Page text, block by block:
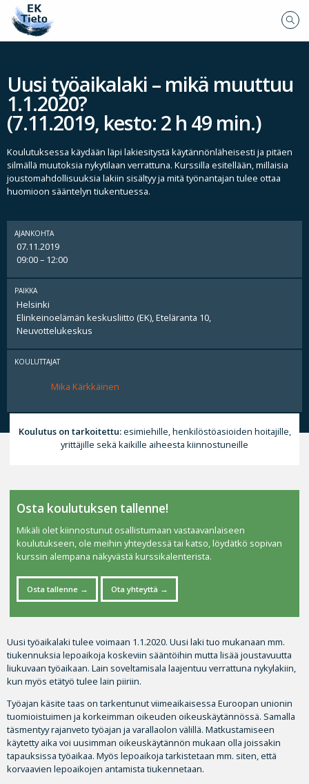
Uusi työaikalaki – mikä muuttuu
1.1.2020?
(7.11.2019, kesto: 2 h 49 min.)
Koulutuksessa käydään läpi lakiesitystä käytännönläheisesti ja pitäen
silmällä muutoksia nykytilaan verrattuna. Kurssilla esitellään, millaisia
joustomahdollisuuksia lakiin sisältyy ja mitä työnantajan tulee ottaa
huomioon sääntelyn tiukentuessa.
AJANKOHTA
07.11.2019
09:00 – 12:00
PAIKKA
Helsinki
Elinkeinoelämän keskusliitto (EK), Eteläranta 10,
Neuvottelukeskus
KOULUTTAJAT
Mika Kärkkäinen
Koulutus on tarkoitettu:esimiehille, henkilöstöasioiden hoitajille,
yrittäjille sekä kaikille aiheesta kiinnostuneille
Uusi työaikalaki tulee voimaan 1.1.2020. Uusi laki tuo mukanaan mm.
tiukennuksia lepoaikoja koskeviin sääntöihin mutta lisää joustavuutta
liukuvaan työaikaan. Lain soveltamisala laajentuu verrattuna nykylakiin,
kun myös etätyö tulee lain piiriin.
Työajan käsite taas on tarkentunut viimeaikaisessa Euroopan unionin
tuomioistuimen ja korkeimman oikeuden oikeuskäytännössä. Samalla
täsmentyy rajanveto työajan ja varallaolon välillä. Matkustamiseen
käytetty aika voi uusimman oikeuskäytännön mukaan olla joissakin
tapauksissa työaikaa. Myös lepoaikoja tarkistetaan mm. siten, että
korvaavien lepoaikojen antamista tiukennetaan.
Osta koulutuksen tallenne!
Mikäli olet kiinnostunut osallistumaan vastaavanlaiseen
koulutukseen, ole meihin yhteydessä tai katso, löydätkö sopivan
kurssin alempana näkyvästä kurssikalenterista.
Osta tallenne Ota yhteyttä